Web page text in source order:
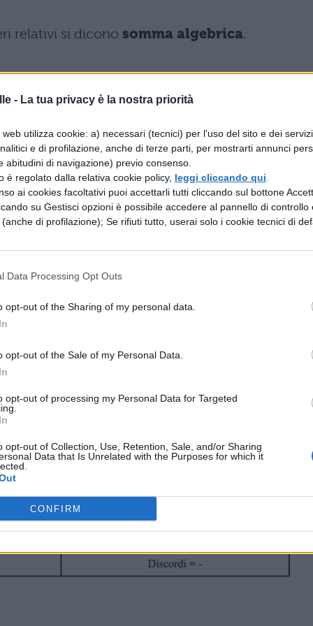
- La tua privacy è la nostra priorità
utilizza cookie: a) necessari (tecnici) per l'uso del sito e dei
e di profilazione, anche di terze parti, per mostrarti annunci
abitudini di navigazione) previo consenso.
è regolato dalla relativa cookie policy, leggi cliccando qui
ai cookies facoltativi puoi accettarli tutti cliccando sul bottone
su Gestisci opzioni è possibile accedere al pannello di controllo
di profilazione); Se rifiuti tutto, userai solo i cookie tecnici di
Data Processing Opt Outs
opt-out of the Sharing of my personal data.
opt-out of the Sale of my Personal Data.
opt-out of processing my Personal Data for Targeted
opt-out of Collection, Use, Retention, Sale, and/or Sharing
Data that Is Unrelated with the Purposes for which it
CONFIRM
relativi si dicono somma algebrica.
relativi
due numeri concordi è un numero positivo che
omesso e si ha: $(+5) (+3) = +15$).